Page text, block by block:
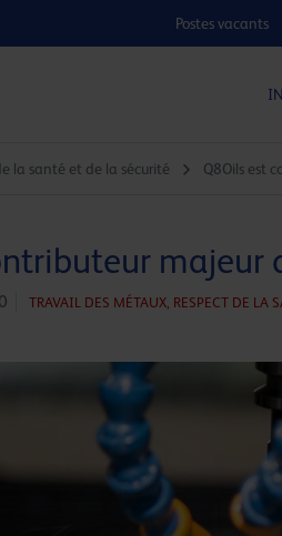
Postes vacants
la santé et de la sécurité Q8Oils est
majeur
TRAVAIL DES MÉTAUX, RESPECT DE LA